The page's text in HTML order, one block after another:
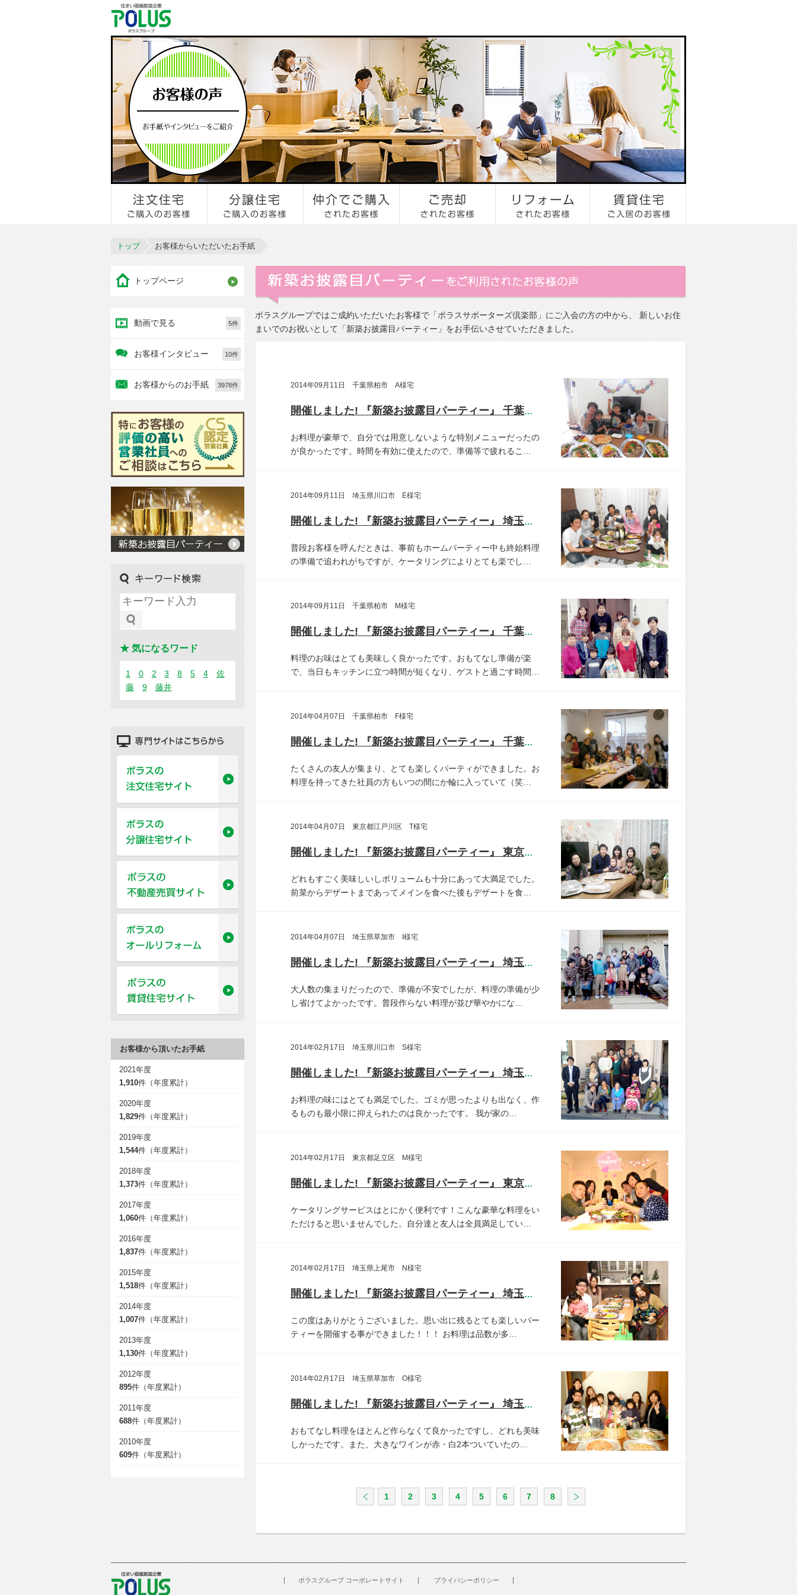
トップ お客様からいただいたお手紙
ポラスグループではご成約いただいたお客様で「ポラスサポーターズ倶楽部」にご入会の方の中から、 新しいお住
まいでのお祝いとして「新築お披露目パーティー」をお手伝いさせていただきました。
2014年09月11日 千葉県柏市 A様宅
開催しました! 『新築お披露目パーティー』 千葉県柏市 A様宅
お料理が豪華で、自分では用意しないような特別メニューだったの
が良かったです。時間を有効に使えたので、準備等で疲れるこ…
2014年09月11日 埼玉県川口市 E様宅
開催しました! 『新築お披露目パーティー』 埼玉県川口市 E様宅
普段お客様を呼んだときは、事前もホームパーティー中も終始料理
の準備で追われがちですが、ケータリングによりとても楽でし…
2014年09月11日 千葉県柏市 M様宅
開催しました! 『新築お披露目パーティー』 千葉県柏市 M様宅
料理のお味はとても美味しく良かったです。おもてなし準備が楽
で、当日もキッチンに立つ時間が短くなり、ゲストと過ごす時間…
2014年04月07日 千葉県柏市 F様宅
開催しました! 『新築お披露目パーティー』 千葉県柏市 F様宅
たくさんの友人が集まり、とても楽しくパーティができました。お
料理を持ってきた社員の方もいつの間にか輪に入っていて（笑…
2014年04月07日 東京都江戸川区 T様宅
開催しました! 『新築お披露目パーティー』 東京都江戸川区 T様宅
どれもすごく美味しいしボリュームも十分にあって大満足でした。
前菜からデザートまであってメインを食べた後もデザートを食…
2014年04月07日 埼玉県草加市 I様宅
開催しました! 『新築お披露目パーティー』 埼玉県草加市 I様宅
大人数の集まりだったので、準備が不安でしたが、料理の準備が少
し省けてよかったです。普段作らない料理が並び華やかにな…
2014年02月17日 埼玉県川口市 S様宅
開催しました! 『新築お披露目パーティー』 埼玉県川口市 S様宅
お料理の味にはとても満足でした。ゴミが思ったよりも出なく、作
るものも最小限に抑えられたのは良かったです。
我が家の…
2014年02月17日 東京都足立区 M様宅
開催しました! 『新築お披露目パーティー』 東京都足立区 M様宅
ケータリングサービスはとにかく便利です！こんな豪華な料理をい
ただけると思いませんでした。自分達と友人は全員満足してい…
2014年02月17日 埼玉県上尾市 N様宅
開催しました! 『新築お披露目パーティー』 埼玉県上尾市 N様宅
この度はありがとうございました。思い出に残るとても楽しいパー
ティーを開催する事ができました！！！
お料理は品数が多…
2014年02月17日 埼玉県草加市 O様宅
開催しました! 『新築お披露目パーティー』 埼玉県草加市 O様宅
おもてなし料理をほとんど作らなくて良かったですし、どれも美味
しかったです。また、大きなワインが赤・白2本ついていたの…
1 2 3 4 5 6 7 8
トップページ
動画で見る 5件
お客様インタビュー 10件
お客様からのお手紙 3978件
★ 気になるワード
1 0 2 3 8 5 4
佐
藤
9 藤井
お客様から頂いたお手紙
2021年度
1,910件（年度累計）
2020年度
1,829件（年度累計）
2019年度
1,544件（年度累計）
2018年度
1,373件（年度累計）
2017年度
1,060件（年度累計）
2016年度
1,837件（年度累計）
2015年度
1,518件（年度累計）
2014年度
1,007件（年度累計）
2013年度
1,130件（年度累計）
2012年度
895件（年度累計）
2011年度
688件（年度累計）
2010年度
609件（年度累計）
ポラスグループ コーポレートサイト
プライバシーポリシー